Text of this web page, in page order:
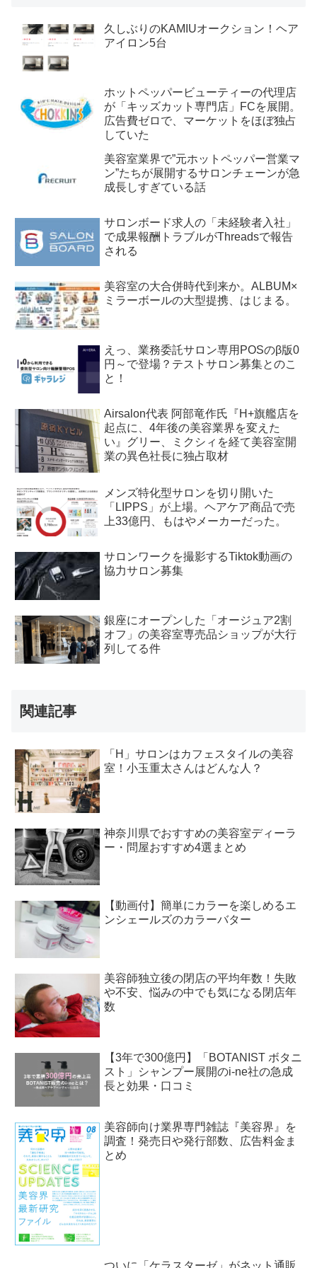
久しぶりのKAMIUオークション！ヘア
アイロン5台
ホットペッパービューティーの代理店
が「キッズカット専門店」FCを展開。
広告費ゼロで、マーケットをほぼ独占
していた
美容室業界で”元ホットペッパー営業マ
ン”たちが展開するサロンチェーンが急
成長しすぎている話
サロンボード求人の「未経験者入社」
で成果報酬トラブルがThreadsで報告
される
美容室の大合併時代到来か。ALBUM×
ミラーボールの大型提携、はじまる。
えっ、業務委託サロン専用POSのβ版0
円～で登場？テストサロン募集とのこ
と！
Airsalon代表 阿部竜作氏『H+旗艦店を
起点に、4年後の美容業界を変えた
い』グリー、ミクシィを経て美容室開
業の異色社長に独占取材
メンズ特化型サロンを切り開いた
「LIPPS」が上場。ヘアケア商品で売
上33億円、もはやメーカーだった。
サロンワークを撮影するTiktok動画の
協力サロン募集
銀座にオープンした「オージュア2割
オフ」の美容室専売品ショップが大行
列してる件
関連記事
「H」サロンはカフェスタイルの美容
室！小玉重太さんはどんな人？
神奈川県でおすすめの美容室ディーラ
ー・問屋おすすめ4選まとめ
【動画付】簡単にカラーを楽しめるエ
ンシェールズのカラーバター
美容師独立後の閉店の平均年数！失敗
や不安、悩みの中でも気になる閉店年
数
【3年で300億円】「BOTANIST ボタニ
スト」シャンプー展開のi-ne社の急成
長と効果・口コミ
美容師向け業界専門雑誌『美容界』を
調査！発売日や発行部数、広告料金ま
とめ
ついに「ケラスターゼ」がネット通販